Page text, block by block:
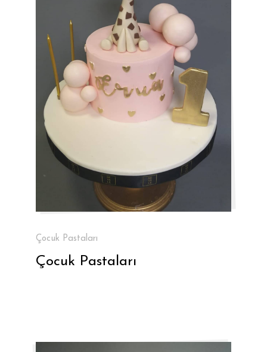
Çocuk Pastaları
Çocuk Pastaları